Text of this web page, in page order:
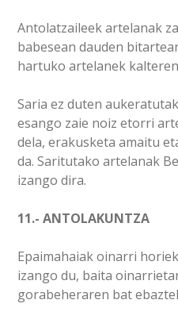
Antolatzaileek artelanak
babesean dauden
hartuko artelanek
Saria ez duten
esango zaie noiz etorri
dela, erakusketa amaitu
da. Saritutako artelanak
izango dira.
11.- ANTOLAKUNTZA
Epaimahaiak oinarri
izango du, baita
gorabeheraren bat